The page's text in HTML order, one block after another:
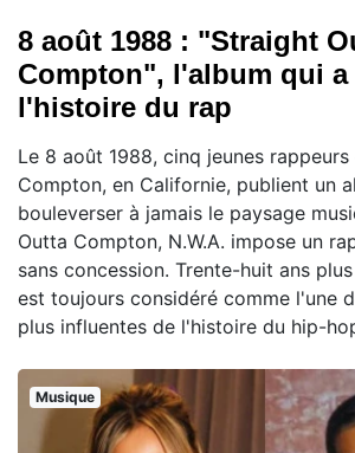
8 août 1988 : "Straight
Compton", l'album qui a
l'histoire du rap
Le 8 août 1988, cinq jeunes
Compton, en Californie, publient un
bouleverser à jamais le paysage
Outta Compton, N.W.A. impose un
sans concession. Trente-huit ans
est toujours considéré comme l'une
plus influentes de l'histoire du hip-
Musique